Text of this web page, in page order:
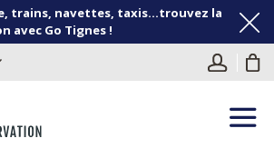
trains, navettes, taxis...trouvez la
avec Go Tignes !